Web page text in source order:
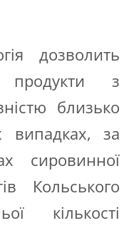
дозволить
продукти з
близько
за
сировинної
Кольського
кількості